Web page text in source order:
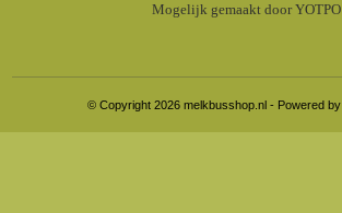
Mogelijk gemaakt door YOTPO
© Copyright 2026 melkbusshop.nl - Powered by